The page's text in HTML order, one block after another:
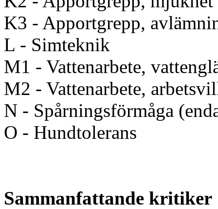
K3 - Apportgrepp,
L - Simteknik
M1 - Vattenarbete,
M2 - Vattenarbete,
N - Spårningsförmåga
O - Hundtolerans
Sammanfattande kritiker